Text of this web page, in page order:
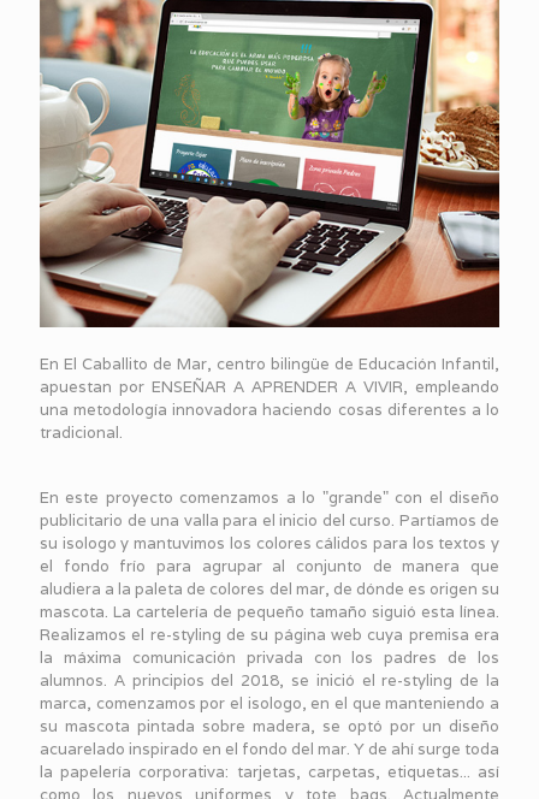
En El Caballito de Mar, centro bilingüe de Educación Infantil,
apuestan por ENSEÑAR A APRENDER A VIVIR, empleando
una metodología innovadora haciendo cosas diferentes a lo
tradicional.
En este proyecto comenzamos a lo "grande" con el diseño
publicitario de una valla para el inicio del curso. Partíamos de
su isologo y mantuvimos los colores cálidos para los textos y
el fondo frío para agrupar al conjunto de manera que
aludiera a la paleta de colores del mar, de dónde es origen su
mascota. La cartelería de pequeño tamaño siguió esta línea.
Realizamos el re-styling de su página web cuya premisa era
la máxima comunicación privada con los padres de los
alumnos. A principios del 2018, se inició el re-styling de la
marca, comenzamos por el isologo, en el que manteniendo a
su mascota pintada sobre madera, se optó por un diseño
acuarelado inspirado en el fondo del mar. Y de ahí surge toda
la papelería corporativa: tarjetas, carpetas, etiquetas... así
como los nuevos uniformes y tote bags. Actualmente